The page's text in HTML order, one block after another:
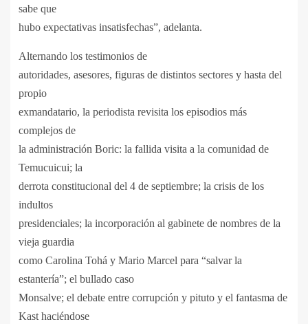
sabe que
hubo expectativas insatisfechas”, adelanta.
Alternando los testimonios de
autoridades, asesores, figuras de distintos sectores y hasta del
propio
exmandatario, la periodista revisita los episodios más
complejos de
la administración Boric: la fallida visita a la comunidad de
Temucuicui; la
derrota constitucional del 4 de septiembre; la crisis de los
indultos
presidenciales; la incorporación al gabinete de nombres de la
vieja guardia
como Carolina Tohá y Mario Marcel para “salvar la
estantería”; el bullado caso
Monsalve; el debate entre corrupción y pituto y el fantasma de
Kast haciéndose